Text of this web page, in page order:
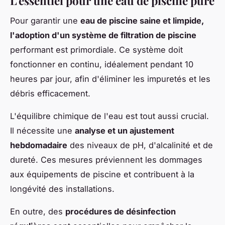
Pour garantir une eau de piscine saine et limpide,
l'adoption d'un système de filtration de piscine
performant est primordiale. Ce système doit
fonctionner en continu, idéalement pendant 10
heures par jour, afin d'éliminer les impuretés et les
débris efficacement.
L'équilibre chimique de l'eau est tout aussi crucial.
Il nécessite une analyse et un ajustement
hebdomadaire des niveaux de pH, d'alcalinité et de
dureté. Ces mesures préviennent les dommages
aux équipements de piscine et contribuent à la
longévité des installations.
En outre, des procédures de désinfection